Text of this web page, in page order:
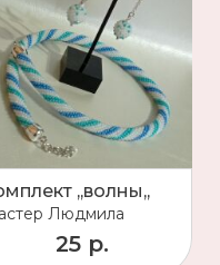
,,волны,,
Людмила
25 р.